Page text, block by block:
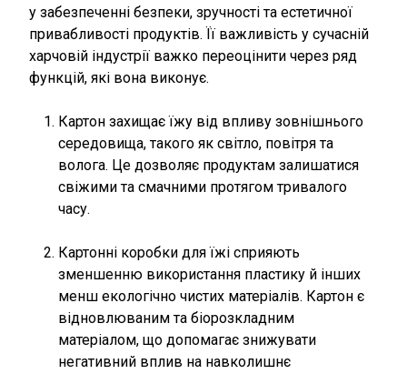
у забезпеченні безпеки, зручності та естетичної
привабливості продуктів. Її важливість у сучасній
харчовій індустрії важко переоцінити через ряд
функцій, які вона виконує.
Картон захищає їжу від впливу зовнішнього
середовища, такого як світло, повітря та
волога. Це дозволяє продуктам залишатися
свіжими та смачними протягом тривалого
часу.
Картонні коробки для їжі сприяють
зменшенню використання пластику й інших
менш екологічно чистих матеріалів. Картон є
відновлюваним та біорозкладним
матеріалом, що допомагає знижувати
негативний вплив на навколишнє